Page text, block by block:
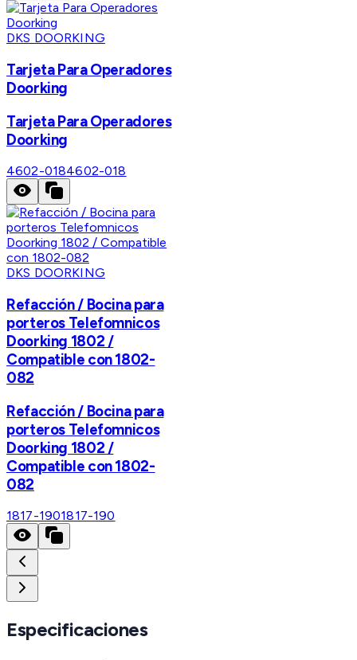
DKS DOORKING
Tarjeta Para Operadores
Doorking
Tarjeta Para Operadores
Doorking
4602-0184602-018
DKS DOORKING
Refacción / Bocina para
porteros Telefomnicos
Doorking 1802 /
Compatible con 1802-
082
Refacción / Bocina para
porteros Telefomnicos
Doorking 1802 /
Compatible con 1802-
082
1817-1901817-190
Especificaciones